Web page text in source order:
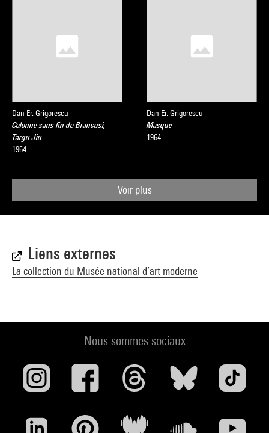
Dan Er. Grigorescu
Colonne sans fin de Brancusi,
Targu Jiu
1964
Dan Er. Grigorescu
Masque
1964
Voir plus
Liens externes
La collection du Musée national d’art moderne
Nous sommes sociaux